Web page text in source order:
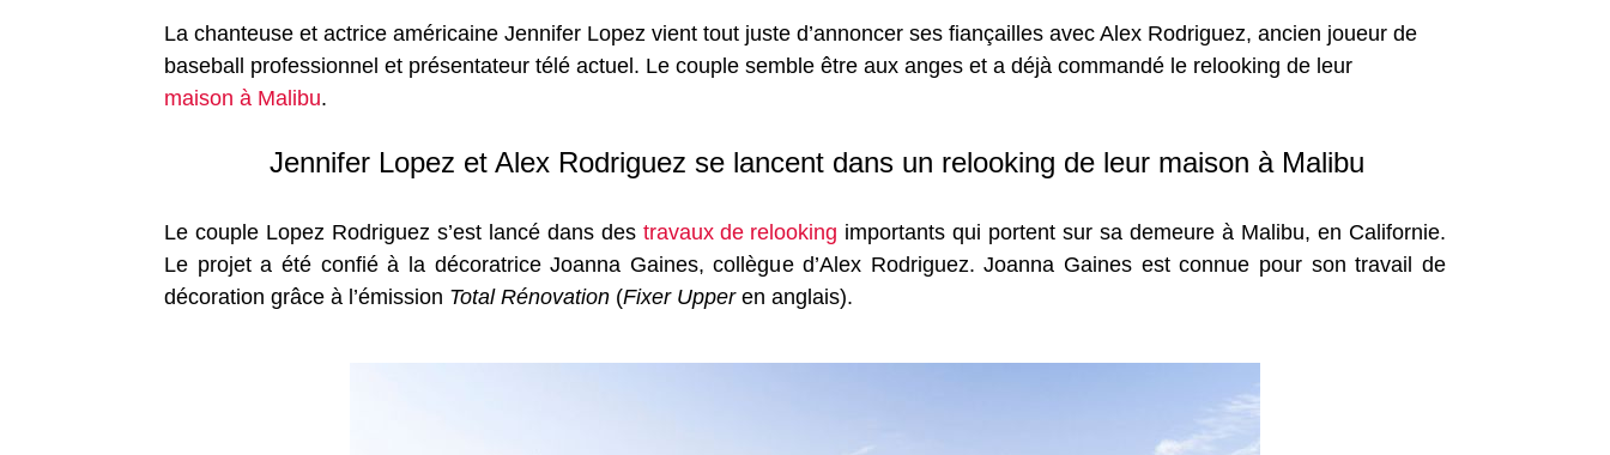
La chanteuse et actrice américaine Jennifer Lopez vient tout juste d’annoncer ses fiançailles avec Alex Rodriguez, ancien joueur de
baseball professionnel et présentateur télé actuel. Le couple semble être aux anges et a déjà commandé le relooking de leur
maison à Malibu.
Jennifer Lopez et Alex Rodriguez se lancent dans un relooking de leur maison à Malibu
Le couple Lopez Rodriguez s’est lancé dans des travaux de relooking importants qui portent sur sa demeure à Malibu, en Californie.
Le projet a été confié à la décoratrice Joanna Gaines, collègue d’Alex Rodriguez. Joanna Gaines est connue pour son travail de
décoration grâce à l’émission Total Rénovation (Fixer Upperen anglais).